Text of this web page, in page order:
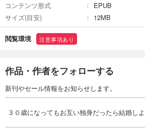
コンテンツ形式
EPUB
サイズ(目安)
12MB
閲覧環境 注意事項あり
作品・作者をフォローする
新刊やセール情報をお知らせします。
３０歳になってもお互い独身だったら結婚し